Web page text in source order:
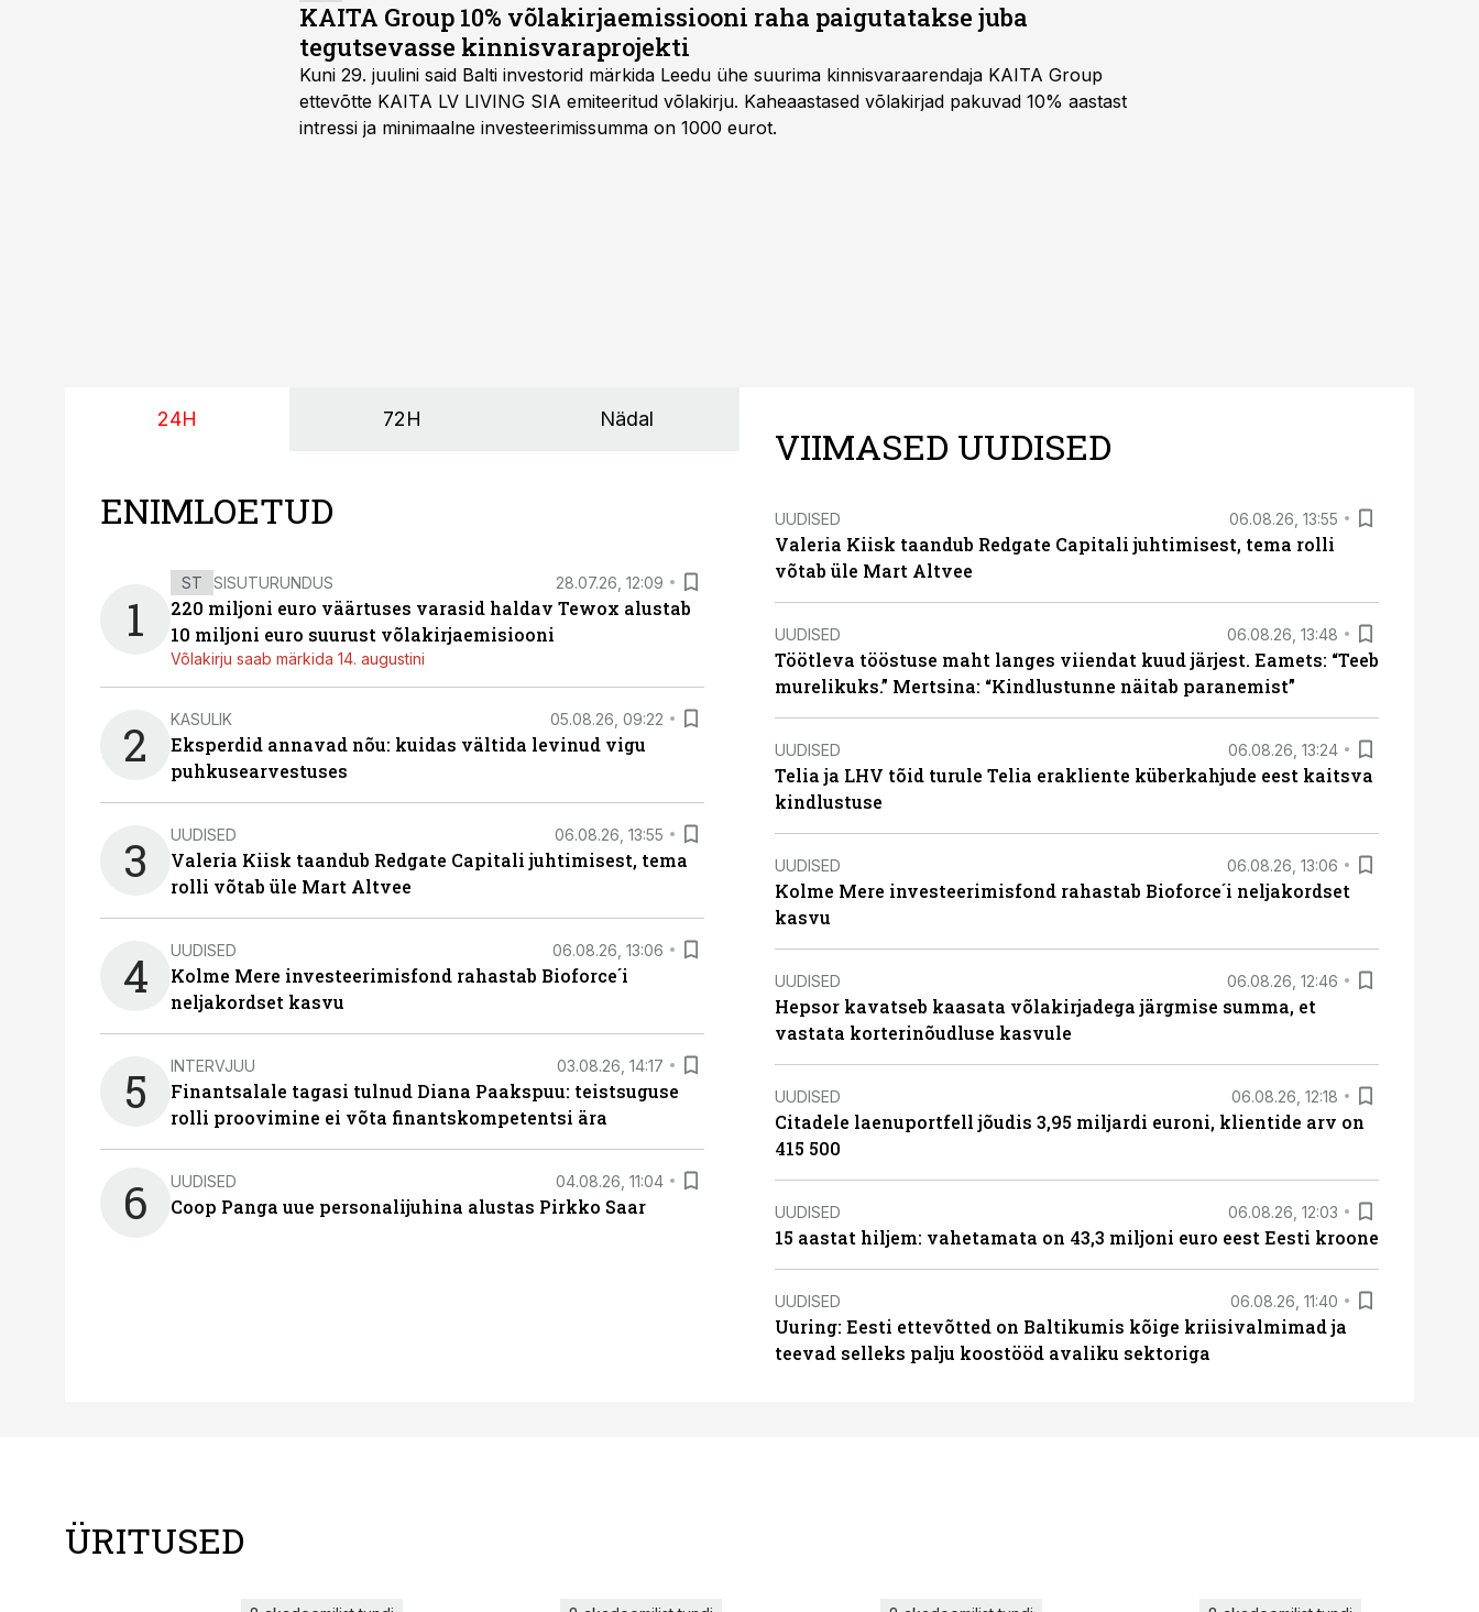
KAITA Group 10% võlakirjaemissiooni raha paigutatakse juba
tegutsevasse kinnisvaraprojekti
Kuni 29. juulini said Balti investorid märkida Leedu ühe suurima kinnisvaraarendaja KAITA Group
ettevõtte KAITA LV LIVING SIA emiteeritud võlakirju. Kaheaastased võlakirjad pakuvad 10% aastast
intressi ja minimaalne investeerimissumma on 1000 eurot.
24H 72H Nädal
ENIMLOETUD
1
ST SISUTURUNDUS 28.07.26, 12:09
220 miljoni euro väärtuses varasid haldav Tewox alustab
10 miljoni euro suurust võlakirjaemisiooni
Võlakirju saab märkida 14. augustini
2 KASULIK 05.08.26, 09:22
Eksperdid annavad nõu: kuidas vältida levinud vigu
puhkusearvestuses
3 UUDISED 06.08.26, 13:55
Valeria Kiisk taandub Redgate Capitali juhtimisest, tema
rolli võtab üle Mart Altvee
4 UUDISED 06.08.26, 13:06
Kolme Mere investeerimisfond rahastab Bioforce´i
neljakordset kasvu
5 INTERVJUU 03.08.26, 14:17
Finantsalale tagasi tulnud Diana Paakspuu: teistsuguse
rolli proovimine ei võta finantskompetentsi ära
6 UUDISED 04.08.26, 11:04
Coop Panga uue personalijuhina alustas Pirkko Saar
VIIMASED UUDISED
UUDISED 06.08.26, 13:55
Valeria Kiisk taandub Redgate Capitali juhtimisest, tema rolli
võtab üle Mart Altvee
UUDISED 06.08.26, 13:48
Töötleva tööstuse maht langes viiendat kuud järjest. Eamets: “Teeb
murelikuks.” Mertsina: “Kindlustunne näitab paranemist”
UUDISED 06.08.26, 13:24
Telia ja LHV tõid turule Telia erakliente küberkahjude eest kaitsva
kindlustuse
UUDISED 06.08.26, 13:06
Kolme Mere investeerimisfond rahastab Bioforce´i neljakordset
kasvu
UUDISED 06.08.26, 12:46
Hepsor kavatseb kaasata võlakirjadega järgmise summa, et
vastata korterinõudluse kasvule
UUDISED 06.08.26, 12:18
Citadele laenuportfell jõudis 3,95 miljardi euroni, klientide arv on
415 500
UUDISED 06.08.26, 12:03
15 aastat hiljem: vahetamata on 43,3 miljoni euro eest Eesti kroone
UUDISED 06.08.26, 11:40
Uuring: Eesti ettevõtted on Baltikumis kõige kriisivalmimad ja
teevad selleks palju koostööd avaliku sektoriga
ÜRITUSED